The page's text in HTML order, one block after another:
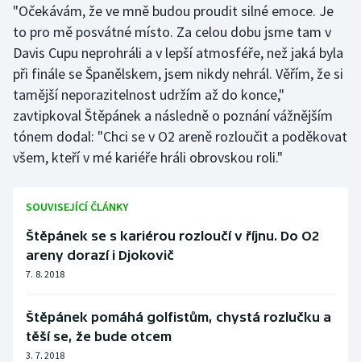
"Očekávám, že ve mně budou proudit silné emoce. Je
to pro mě posvátné místo. Za celou dobu jsme tam v
Davis Cupu neprohráli a v lepší atmosféře, než jaká byla
při finále se Španělskem, jsem nikdy nehrál. Věřím, že si
tamější neporazitelnost udržím až do konce,"
zavtipkoval Štěpánek a následně o poznání vážnějším
tónem dodal: "Chci se v O2 areně rozloučit a poděkovat
všem, kteří v mé kariéře hráli obrovskou roli."
SOUVISEJÍCÍ ČLÁNKY
Štěpánek se s kariérou rozloučí v říjnu. Do O2
areny dorazí i Djokovič
7. 8. 2018
Štěpánek pomáhá golfistům, chystá rozlučku a
těší se, že bude otcem
3. 7. 2018